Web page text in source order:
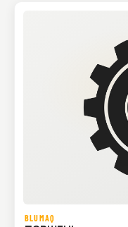
BLUMAQ